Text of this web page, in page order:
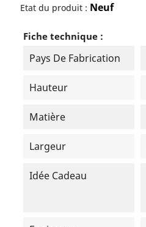
Etat du produit : Neuf
Fiche technique :
Pays De Fabrication
Hauteur
Matière
Largeur
Idée Cadeau